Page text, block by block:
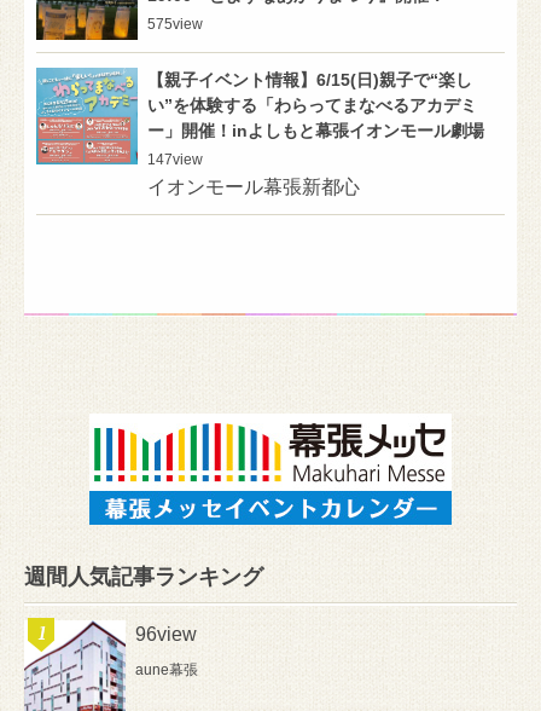
575view
【親子イベント情報】6/15(日)親子で“楽し
い”を体験する「わらってまなべるアカデミ
ー」開催！inよしもと幕張イオンモール劇場
147view
イオンモール幕張新都心
週間人気記事ランキング
96view
aune幕張